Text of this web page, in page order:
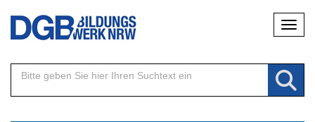
Direkt
Inhalt